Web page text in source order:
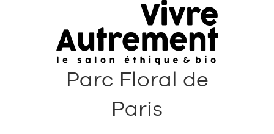
Parc Floral de
Paris